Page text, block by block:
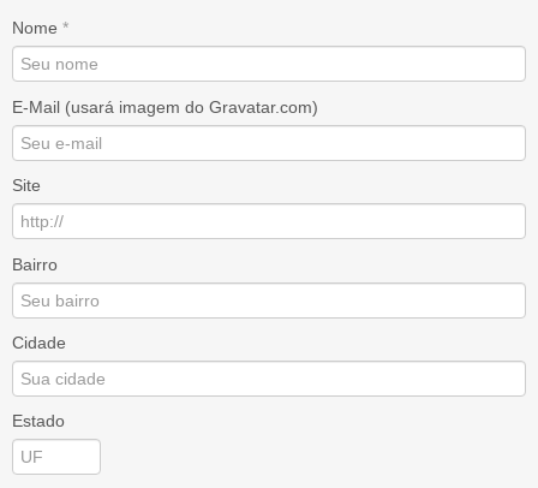
Nome *
E-Mail (usará imagem do Gravatar.com)
Site
Bairro
Cidade
Estado